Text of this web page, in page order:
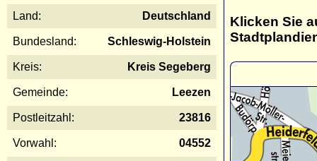
Land: Deutschland
Bundesland: Schleswig-Holstein
Kreis: Kreis Segeberg
Gemeinde: Leezen
Postleitzahl: 23816
Vorwahl: 04552
Klicken Sie